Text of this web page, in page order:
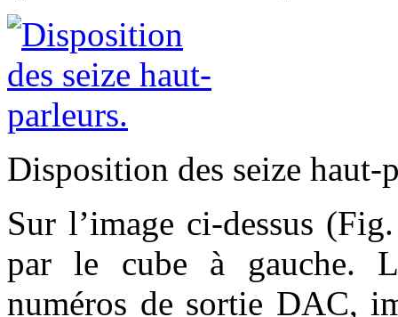
Disposition des seize haut-
Sur l’image ci-dessus
par le cube à gauche.
numéros de sortie DAC,